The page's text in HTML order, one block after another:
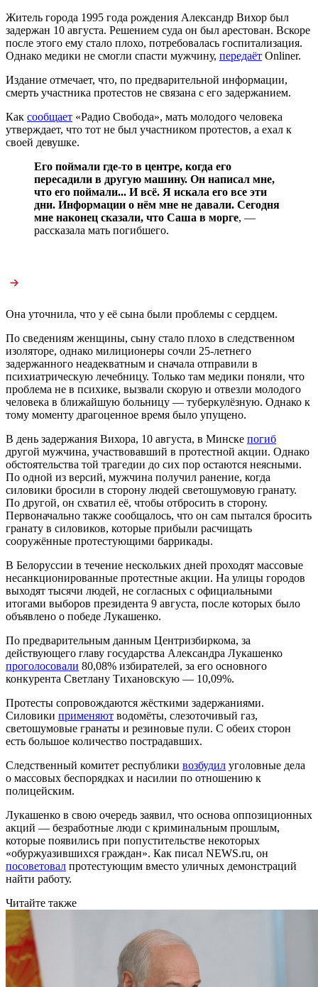
Житель города 1995 года рождения Александр Вихор был
задержан 10 августа. Решением суда он был арестован. Вскоре
после этого ему стало плохо, потребовалась госпитализация.
Однако медики не смогли спасти мужчину, передаёт Onliner.
Издание отмечает, что, по предварительной информации,
смерть участника протестов не связана с его задержанием.
Как сообщает «Радио Свобода», мать молодого человека
утверждает, что тот не был участником протестов, а ехал к
своей девушке.
Его поймали где-то в центре, когда его
пересадили в другую машину. Он написал мне,
что его поймали... И всё. Я искала его все эти
дни. Информации о нём мне не давали. Сегодня
мне наконец сказали, что Саша в морге, —
рассказала мать погибшего.
Она уточнила, что у её сына были проблемы с сердцем.
По сведениям женщины, сыну стало плохо в следственном
изоляторе, однако милиционеры сочли 25-летнего
задержанного неадекватным и сначала отправили в
психиатрическую лечебницу. Только там медики поняли, что
проблема не в психике, вызвали скорую и отвезли молодого
человека в ближайшую больницу — туберкулёзную. Однако к
тому моменту драгоценное время было упущено.
В день задержания Вихора, 10 августа, в Минске погиб
другой мужчина, участвовавший в протестной акции. Однако
обстоятельства той трагедии до сих пор остаются неясными.
По одной из версий, мужчина получил ранение, когда
силовики бросили в сторону людей светошумовую гранату.
По другой, он схватил её, чтобы отбросить в сторону.
Первоначально также сообщалось, что он сам пытался бросить
гранату в силовиков, которые прибыли расчищать
сооружённые протестующими баррикады.
В Белоруссии в течение нескольких дней проходят массовые
несанкционированные протестные акции. На улицы городов
выходят тысячи людей, не согласных с официальными
итогами выборов президента 9 августа, после которых было
объявлено о победе Лукашенко.
По предварительным данным Центризбиркома, за
действующего главу государства Александра Лукашенко
проголосовали 80,08% избирателей, за его основного
конкурента Светлану Тихановскую — 10,09%.
Протесты сопровождаются жёсткими задержаниями.
Силовики применяют водомёты, слезоточивый газ,
светошумовые гранаты и резиновые пули. С обеих сторон
есть большое количество пострадавших.
Следственный комитет республики возбудил уголовные дела
о массовых беспорядках и насилии по отношению к
полицейским.
Лукашенко в свою очередь заявил, что основа оппозиционных
акций — безработные люди с криминальным прошлым,
которые появились при попустительстве некоторых
«обуржуазившихся граждан». Как писал NEWS.ru, он
посоветовал протестующим вместо уличных демонстраций
найти работу.
Читайте также